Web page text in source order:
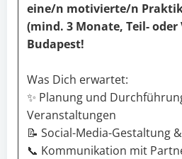
eine/n motivierte/n
(mind. 3 Monate, Teil- oder
Budapest!
Was Dich erwartet:
✨ Planung und
Veranstaltungen
📝 Social-Media-Gestaltung
📞 Kommunikation mit